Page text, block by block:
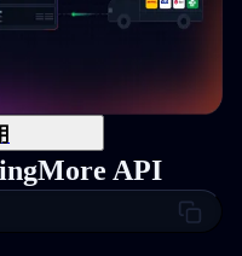
API